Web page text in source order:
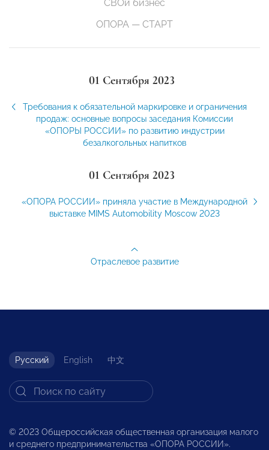
СВОй бизнес
ОПОРА — СТАРТ
01 Сентября 2023
Требования к обязательной маркировке и ограничения
продаж: основные вопросы заседания Комиссии
«ОПОРЫ РОССИИ» по развитию индустрии
безалкогольных напитков
01 Сентября 2023
«ОПОРА РОССИИ» приняла участие в Международной
выставке MIMS Automobility Moscow 2023
Отраслевое развитие
Русский English 中文
© 2023 Общероссийская общественная организация малого
и среднего предпринимательства «ОПОРА РОССИИ».